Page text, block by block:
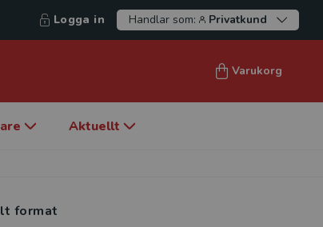
Logga in Handlar som: Privatkund
Varukorg
Aktuellt
format